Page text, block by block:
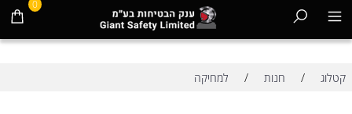
0
קטלוג / חנות / למחיקה